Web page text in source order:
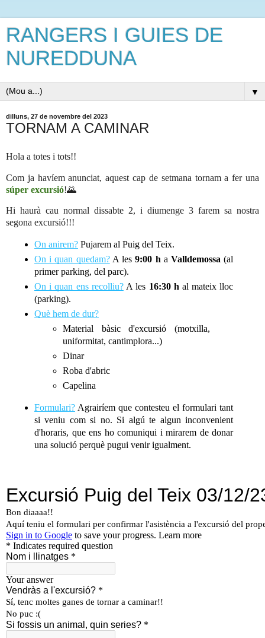
RANGERS I GUIES DE
NUREDDUNA
▼
dilluns, 27 de novembre del 2023
TORNAM A CAMINAR
Hola a totes i tots!!
Com ja havíem anunciat, aquest cap de setmana tornam a fer una
súper excursió!🌄
Hi haurà cau normal dissabte 2, i diumenge 3 farem sa nostra
segona excursió!!!
On anirem? Pujarem al Puig del Teix.
On i quan quedam? A les 9:00 h a Valldemossa (al
primer parking, del parc).
On i quan ens recolliu? A les 16:30 h al mateix lloc
(parking).
Què hem de dur?
Material bàsic d'excursió (motxilla,
uniformitat, cantimplora...)
Dinar
Roba d'abric
Capelina
Formulari? Agrairíem que contesteu el formulari tant
si veniu com si no. Si algú te algun inconvenient
d'horaris, que ens ho comuniqui i mirarem de donar
una solució perquè pugui venir igualment.